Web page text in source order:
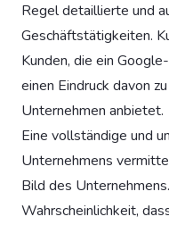
Regel detaillierte und
Geschäftstätigkeiten.
Kunden, die ein
einen Eindruck davon
Unternehmen anbietet.
Eine vollständige und
Unternehmens
Bild des
Wahrscheinlichkeit,